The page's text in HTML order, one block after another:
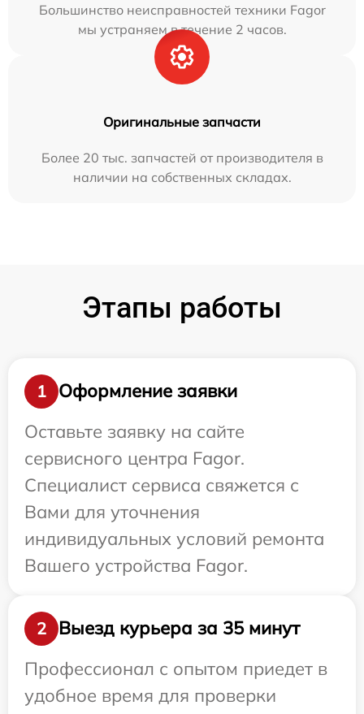
Большинство неисправностей техники Fagor
мы устраняем в течение 2 часов.
Оригинальные запчасти
Более 20 тыс. запчастей от производителя в
наличии на собственных складах.
Этапы работы
1
Оформление заявки
Оставьте заявку на сайте
сервисного центра Fagor.
Специалист сервиса свяжется с
Вами для уточнения
индивидуальных условий ремонта
Вашего устройства Fagor.
2
Выезд курьера за 35 минут
Профессионал с опытом приедет в
удобное время для проверки